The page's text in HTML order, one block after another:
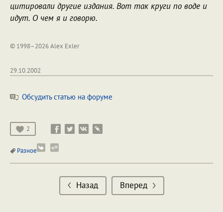
цитировали другие издания. Вот так круги по воде и
идут. О чем я и говорю.
© 1998–2026 Alex Exler
29.10.2002
Обсудить статью на форуме
2
Разное
Назад Вперед